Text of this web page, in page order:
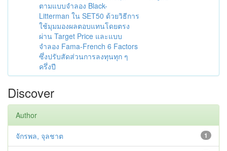
ตามแบบจำลอง Black-
Litterman ใน SET50 ด้วยวิธีการ
ใช้มุมมองผลตอบแทนโดยตรง
ผ่าน Target Price และแบบ
จำลอง Fama-French 6 Factors
ซึ่งปรับสัดส่วนการลงทุนทุก ๆ
ครึ่งปี
Discover
Author
1
จักรพล, จุลชาต